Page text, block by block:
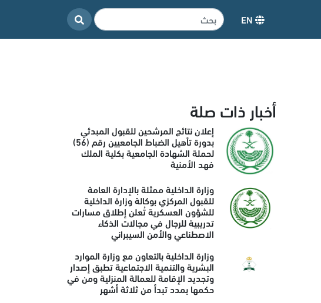
أخبار ذات صلة
إعلان نتائج المرشحين للقبول المبدئي
بدورة تأهيل الضباط الجامعيين رقم (56)
لحملة الشهادة الجامعية بكلية الملك
فهد الأمنية
وزارة الداخلية ممثلة بالإدارة العامة
للقبول المركزي بوكالة وزارة الداخلية
للشؤون العسكرية تُعلن إطلاق مسارات
تدريبية للرجال في مجالات الذكاء
الاصطناعي والأمن السيبراني
وزارة الداخلية بالتعاون مع وزارة الموارد
البشرية والتنمية الاجتماعية تطبق إصدار
وتجديد الإقامة للعمالة المنزلية ومن في
حكمها بمدد تبدأ من ثلاثة أشهر